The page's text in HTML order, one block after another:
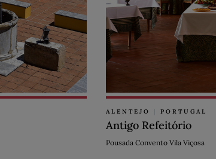
ALENTEJO | PORTUGAL
Antigo Refeitório
Pousada Convento Vila Viçosa